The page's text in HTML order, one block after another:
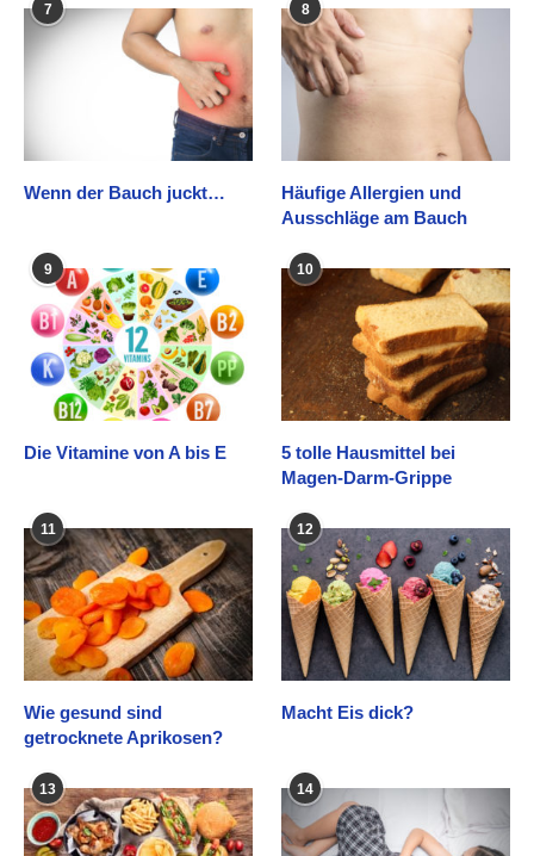
7
Wenn der Bauch juckt…
8
Häufige Allergien und
Ausschläge am Bauch
9
Die Vitamine von A bis E
10
5 tolle Hausmittel bei
Magen-Darm-Grippe
11
Wie gesund sind
getrocknete Aprikosen?
12
Macht Eis dick?
13 14